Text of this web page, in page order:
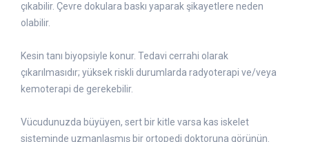
çıkabilir. Çevre dokulara baskı yaparak şikayetlere neden
olabilir.
Kesin tanı biyopsiyle konur. Tedavi cerrahi olarak
çıkarılmasıdır; yüksek riskli durumlarda radyoterapi ve/veya
kemoterapi de gerekebilir.
Vücudunuzda büyüyen, sert bir kitle varsa kas iskelet
sisteminde uzmanlaşmış bir ortopedi doktoruna görünün.